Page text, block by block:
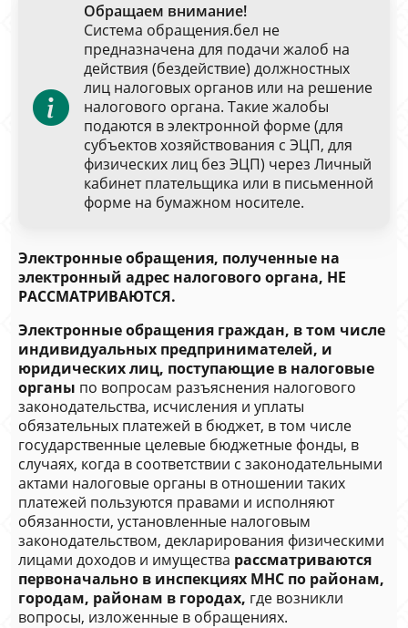
Обращаем внимание!
Система обращения.бел не
предназначена для подачи жалоб на
действия (бездействие) должностных
лиц налоговых органов или на решение
налогового органа. Такие жалобы
подаются в электронной форме (для
субъектов хозяйствования с ЭЦП, для
физических лиц без ЭЦП) через Личный
кабинет плательщика или в письменной
форме на бумажном носителе.
Электронные обращения, полученные на
электронный адрес налогового органа, НЕ
РАССМАТРИВАЮТСЯ.
Электронные обращения граждан, в том числе
индивидуальных предпринимателей, и
юридических лиц, поступающие в налоговые
органы по вопросам разъяснения налогового
законодательства, исчисления и уплаты
обязательных платежей в бюджет, в том числе
государственные целевые бюджетные фонды, в
случаях, когда в соответствии с законодательными
актами налоговые органы в отношении таких
платежей пользуются правами и исполняют
обязанности, установленные налоговым
законодательством, декларирования физическими
лицами доходов и имущества рассматриваются
первоначально в инспекциях МНС по районам,
городам, районам в городах, где возникли
вопросы, изложенные в обращениях.